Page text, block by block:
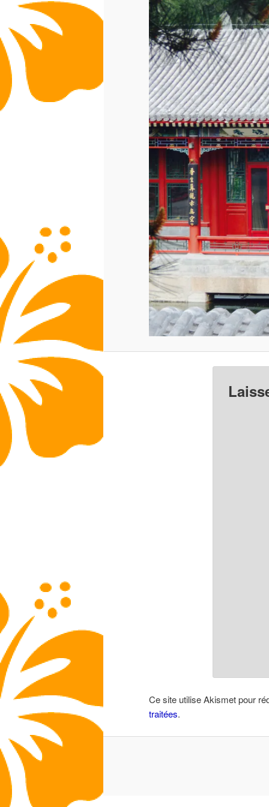
Ce site utilise Akismet pour
traitées.